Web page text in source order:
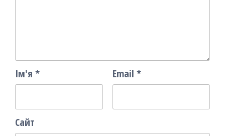
Ім'я * Email *
Сайт